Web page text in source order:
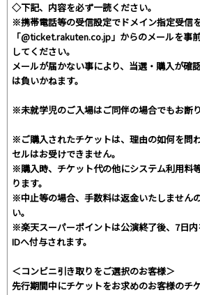
◇下記、内容を必ず一読ください。
※携帯電話等の受信設定でドメイン指定受信
「@ticket.rakuten.co.jp」からのメールを事
してください。
メールが届かない事により、当選・購入が確
は負いかねます。
※未就学児のご入場はご同伴の場合でもお断り
※ご購入されたチケットは、理由の如何を問
セルはお受けできません。
※購入時、チケット代の他にシステム利用料
ります。
※中止等の場合、手数料は返金いたしません
い。
※楽天スーパーポイントは公演終了後、7日
IDへ付与されます。
＜コンビニ引き取りをご選択のお客様＞
先行期間中にチケットをお求めのお客様のチ